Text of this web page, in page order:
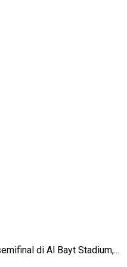
di Al Bayt Stadium,...